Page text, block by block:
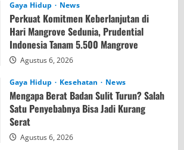
Gaya Hidup News
Perkuat Komitmen Keberlanjutan di
Hari Mangrove Sedunia, Prudential
Indonesia Tanam 5.500 Mangrove
Agustus 6, 2026
Gaya Hidup Kesehatan News
Mengapa Berat Badan Sulit Turun? Salah
Satu Penyebabnya Bisa Jadi Kurang
Serat
Agustus 6, 2026